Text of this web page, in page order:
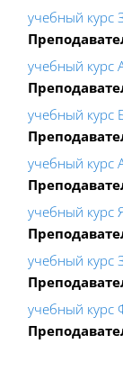
учебный курс
учебный курс
учебный
учебный курс
учебный курс
учебный курс
учебный курс